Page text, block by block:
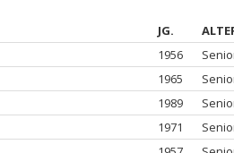
JG.
1956
1965
1989
1971